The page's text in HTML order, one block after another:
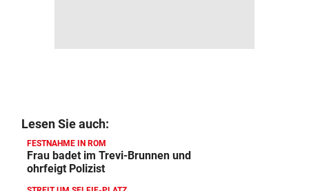
Lesen Sie auch:
FESTNAHME IN ROM
Frau badet im Trevi-Brunnen und
ohrfeigt Polizist